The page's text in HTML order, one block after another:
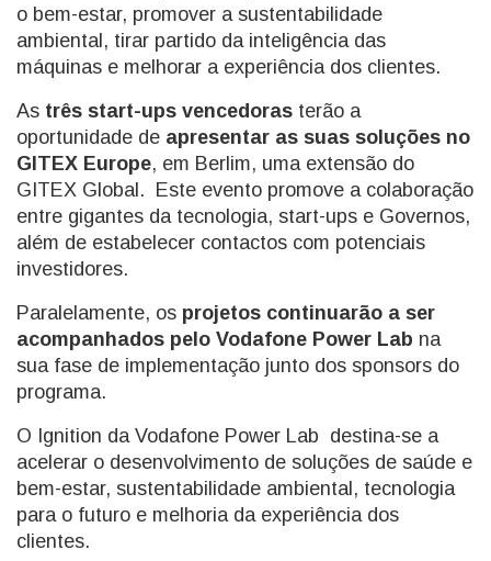
o bem-estar, promover a sustentabilidade
ambiental, tirar partido da inteligência das
máquinas e melhorar a experiência dos clientes.
As três start-ups vencedoras terão a
oportunidade de apresentar as suas soluções no
GITEX Europe, em Berlim, uma extensão do
GITEX Global. Este evento promove a colaboração
entre gigantes da tecnologia, start-ups e Governos,
além de estabelecer contactos com potenciais
investidores.
Paralelamente, os projetos continuarão a ser
acompanhados pelo Vodafone Power Lab na
sua fase de implementação junto dos sponsors do
programa.
O Ignition da Vodafone Power Lab destina-se a
acelerar o desenvolvimento de soluções de saúde e
bem-estar, sustentabilidade ambiental, tecnologia
para o futuro e melhoria da experiência dos
clientes.